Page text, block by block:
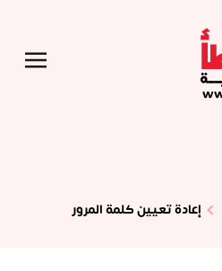
إعادة تعيين كلمة المرور